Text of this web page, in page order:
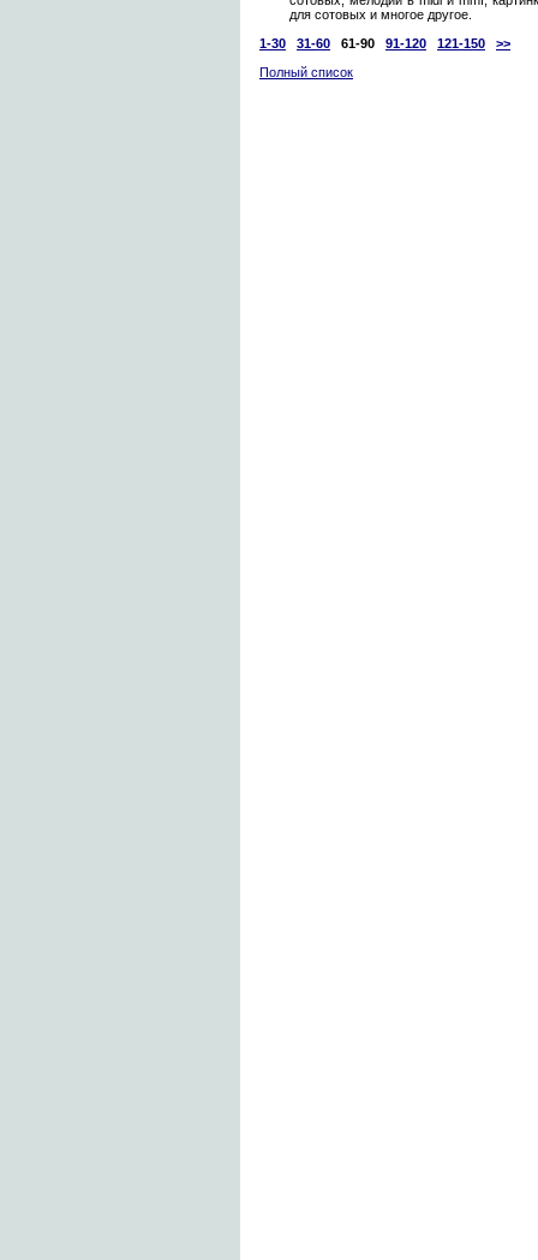
для сотовых и многое другое.
1-30
31-60 61-90 91-120 121-150
>>
Полный список